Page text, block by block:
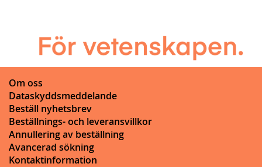
Om oss
Dataskyddsmeddelande
Beställ nyhetsbrev
Beställnings- och leveransvillkor
Annullering av beställning
Avancerad sökning
Kontaktinformation